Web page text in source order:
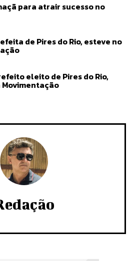
para atrair sucesso no
de Pires do Rio, esteve no
eleito de Pires do Rio,